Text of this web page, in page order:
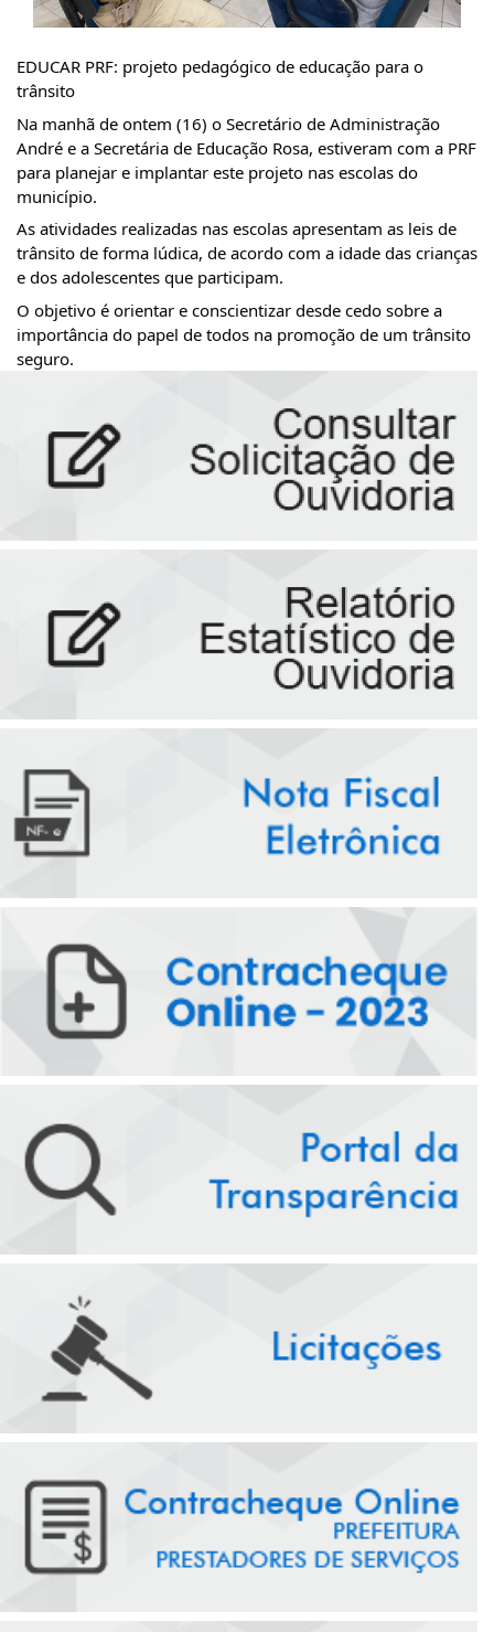
EDUCAR PRF: projeto pedagógico de educação para o
trânsito
Na manhã de ontem (16) o Secretário de Administração
André e a Secretária de Educação Rosa, estiveram com a PRF
para planejar e implantar este projeto nas escolas do
município.
As atividades realizadas nas escolas apresentam as leis de
trânsito de forma lúdica, de acordo com a idade das crianças
e dos adolescentes que participam.
O objetivo é orientar e conscientizar desde cedo sobre a
importância do papel de todos na promoção de um trânsito
seguro.